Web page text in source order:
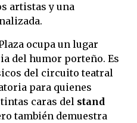
artistas y una
ocupa un lugar
del humor porteño. Es
del circuito teatral
para quienes
caras del stand
también demuestra